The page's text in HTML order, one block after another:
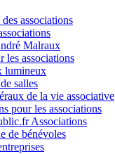
associations
Malraux
les associations
lumineux
salles
de la vie associative
pour les associations
Associations
de bénévoles